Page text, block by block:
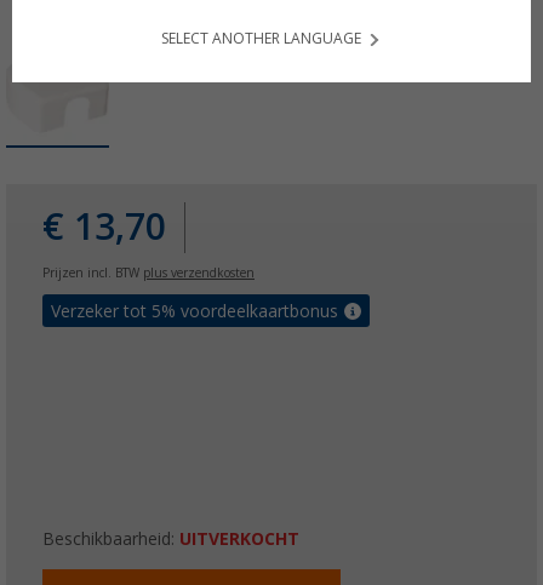
€ 13,70
Prijzen incl. BTW plus verzendkosten
Verzeker tot 5% voordeelkaartbonus
Beschikbaarheid: UITVERKOCHT
SELECT ANOTHER LANGUAGE